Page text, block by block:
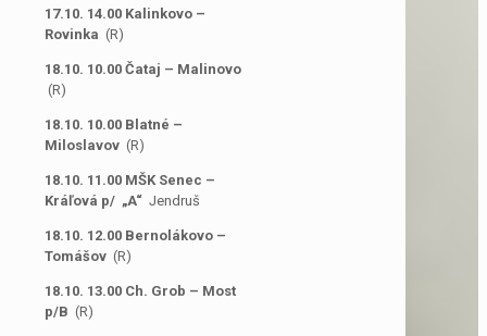
17.10. 14.00 Kalinkovo –
Rovinka (R)
18.10. 10.00 Čataj – Malinovo
(R)
18.10. 10.00 Blatné –
Miloslavov (R)
18.10. 11.00 MŠK Senec –
Kráľová p/ „A“ Jendruš
18.10. 12.00 Bernolákovo –
Tomášov (R)
18.10. 13.00 Ch. Grob – Most
p/B (R)